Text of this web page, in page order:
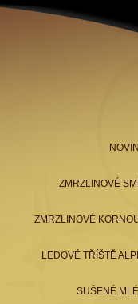
ZMRZLINOVÉ
ZMRZLINOVÉ
LEDOVÉ TŘÍŠTĚ
SUŠENÉ